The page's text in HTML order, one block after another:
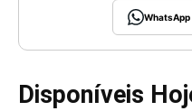
WhatsApp
Disponíveis